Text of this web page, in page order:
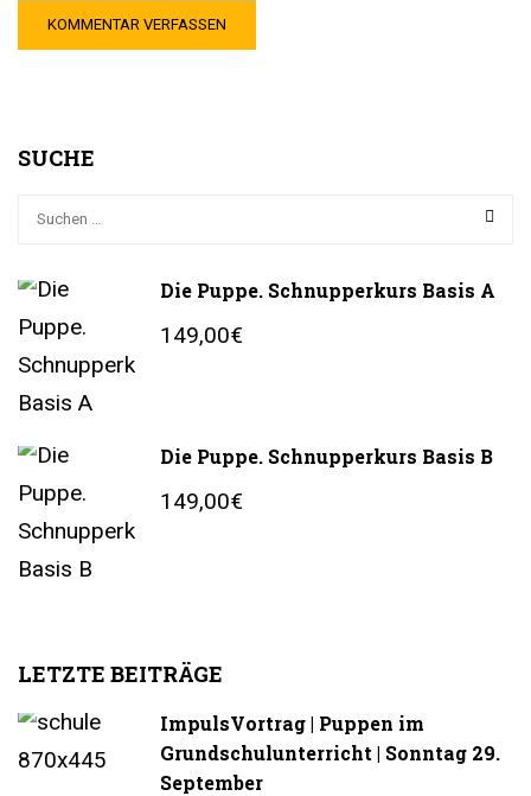
SUCHE
Die Puppe. Schnupperkurs Basis A
149,00€
Die Puppe. Schnupperkurs Basis B
149,00€
LETZTE BEITRÄGE
ImpulsVortrag | Puppen im
Grundschulunterricht | Sonntag 29.
September